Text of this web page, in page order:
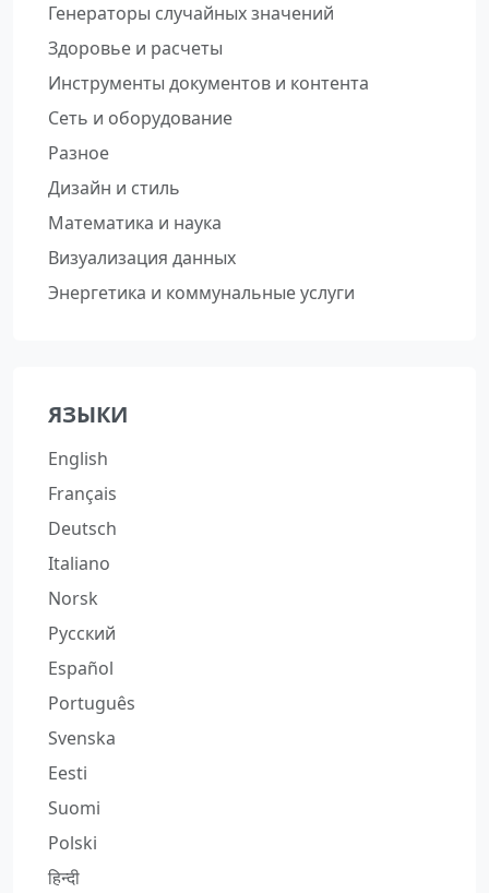
Генераторы случайных значений
Здоровье и расчеты
Инструменты документов и контента
Сеть и оборудование
Разное
Дизайн и стиль
Математика и наука
Визуализация данных
Энергетика и коммунальные услуги
ЯЗЫКИ
English
Français
Deutsch
Italiano
Norsk
Русский
Español
Português
Svenska
Eesti
Suomi
Polski
हिन्दी